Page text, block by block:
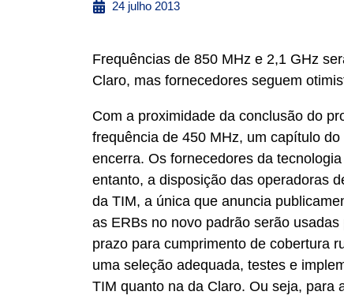
24 julho 2013
Frequências de 850 MHz e 2,1 GHz
Claro, mas fornecedores seguem
Com a proximidade da conclusão do
frequência de 450 MHz, um capítulo
encerra. Os fornecedores da
entanto, a disposição das operadoras
da TIM, a única que anuncia
as ERBs no novo padrão serão
prazo para cumprimento de cobertura
uma seleção adequada, testes e
TIM quanto na da Claro. Ou seja, para